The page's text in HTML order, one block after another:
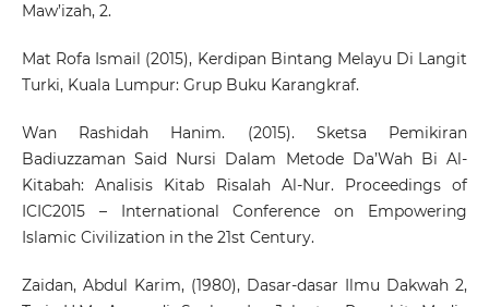
Maw’izah, 2.
Mat Rofa Ismail (2015), Kerdipan Bintang Melayu Di Langit
Turki, Kuala Lumpur: Grup Buku Karangkraf.
Wan Rashidah Hanim. (2015). Sketsa Pemikiran
Badiuzzaman Said Nursi Dalam Metode Da’Wah Bi Al-
Kitabah: Analisis Kitab Risalah Al-Nur. Proceedings of
ICIC2015 – International Conference on Empowering
Islamic Civilization in the 21st Century.
Zaidan, Abdul Karim, (1980), Dasar-dasar Ilmu Dakwah 2,